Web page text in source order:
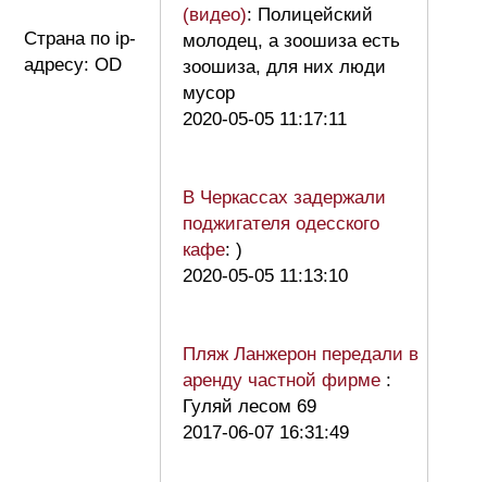
Страна по ip-
адресу: OD
(видео): Полицейский
молодец, а зоошиза есть
зоошиза, для них люди
мусор
2020-05-05 11:17:11
В Черкассах задержали
поджигателя одесского
кафе: )
2020-05-05 11:13:10
Пляж Ланжерон передали в
аренду частной фирме :
Гуляй лесом 69
2017-06-07 16:31:49